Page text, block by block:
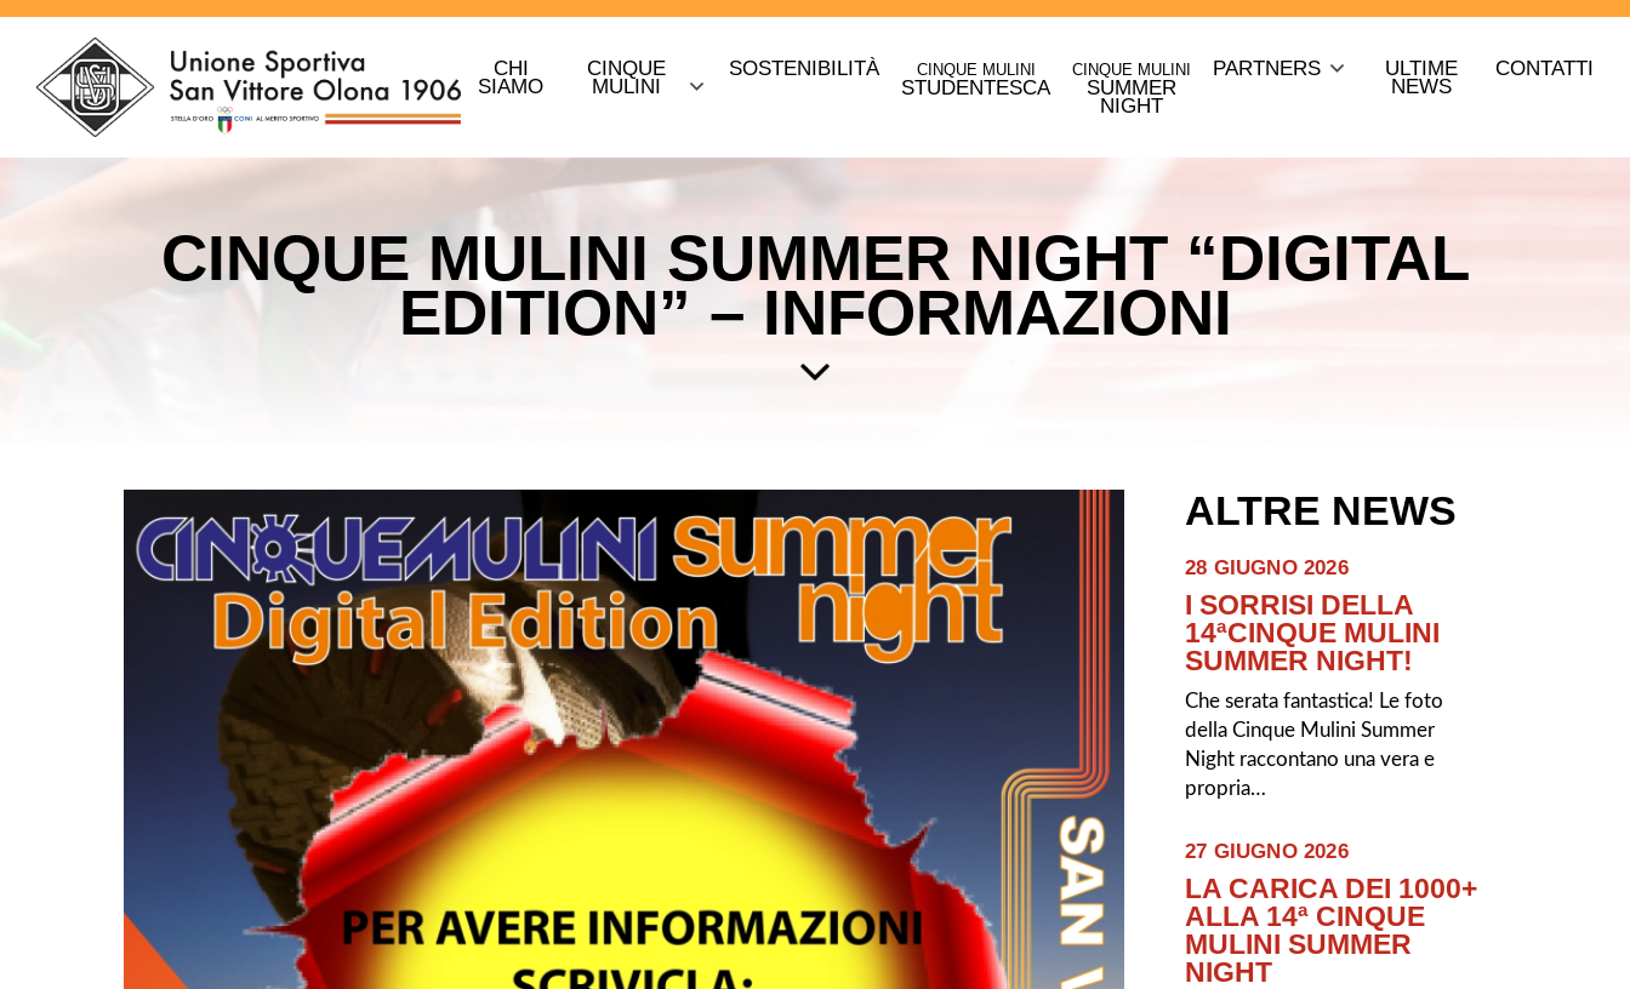
CHI
SIAMO
CINQUE
MULINI
SOSTENIBILITÀ CINQUE MULINI
STUDENTESCA
CINQUE MULINI
SUMMER
NIGHT
PARTNERS ULTIME
NEWS
CONTATTI
CINQUE MULINI SUMMER NIGHT “DIGITAL
EDITION” – INFORMAZIONI
ALTRE NEWS
28 GIUGNO 2026
I SORRISI DELLA
14ªCINQUE MULINI
SUMMER NIGHT!
Che serata fantastica! Le foto
della Cinque Mulini Summer
Night raccontano una vera e
propria…
27 GIUGNO 2026
LA CARICA DEI 1000+
ALLA 14ª CINQUE
MULINI SUMMER
NIGHT